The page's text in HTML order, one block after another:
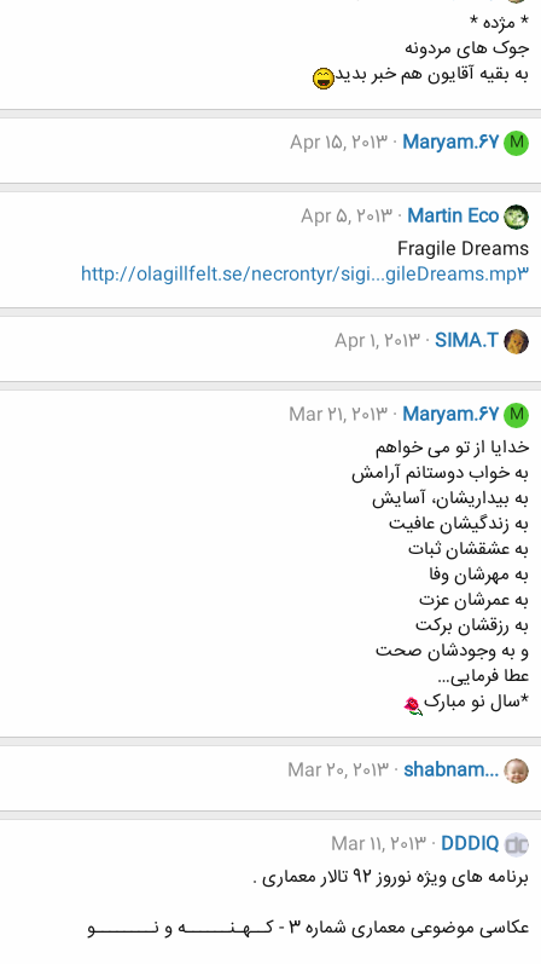
* مژده *
جوک های مردونه
به بقیه آقایون هم خبر بدید
M
Maryam.67
Apr 15, 2013
Martin Eco
Apr 5, 2013
Fragile Dreams
http://olagillfelt.se/necrontyr/sigi...gileDreams.mp3
SIMA.T
Apr 1, 2013
M
Maryam.67
Mar 21, 2013
خدایا از تو می خواهم
به خواب دوستانم آرامش
به بیداریشان، آسایش
به زندگیشان عافیت
به عشقشان ثبات
به مهرشان وفا
به عمرشان عزت
به رزقشان برکت
و به وجودشان صحت
عطا فرمایی…
*سال نو مبارک
shabnam...
Mar 20, 2013
DDDIQ
Mar 11, 2013
برنامه های ویژه نوروز 92 تالار معماری .
عکاسی موضوعی معماری شماره 3 - کــهـنــــــه و نــــــــو